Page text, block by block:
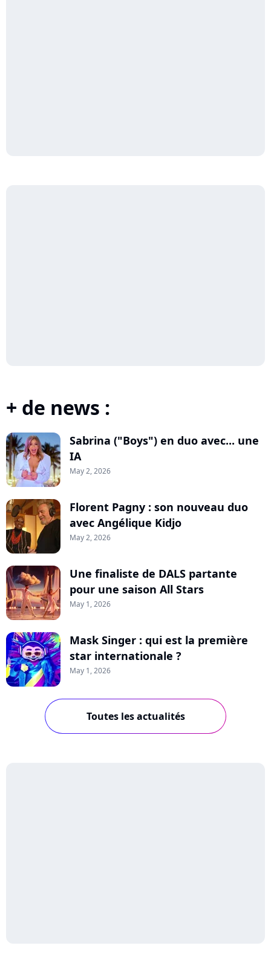
+ de news :
Sabrina ("Boys") en duo avec... une
IA
May 2, 2026
Florent Pagny : son nouveau duo
avec Angélique Kidjo
May 2, 2026
Une finaliste de DALS partante
pour une saison All Stars
May 1, 2026
Mask Singer : qui est la première
star internationale ?
May 1, 2026
Toutes les actualités